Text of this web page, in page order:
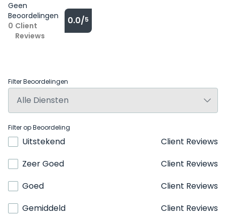
Geen
Beoordelingen
0 Client
Reviews
0.0/5
Filter Beoordelingen
Filter op Beoordeling
Uitstekend
Client Reviews
Zeer Goed
Client Reviews
Goed
Client Reviews
Gemiddeld
Client Reviews